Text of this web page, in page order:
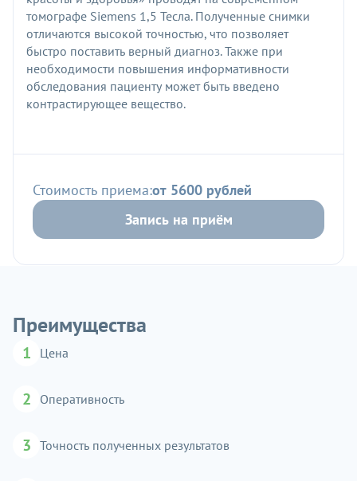
томографе Siemens 1,5 Тесла. Полученные снимки
отличаются высокой точностью, что позволяет
быстро поставить верный диагноз. Также при
необходимости повышения информативности
обследования пациенту может быть введено
контрастирующее вещество.
Стоимость приема:от 5600 рублей
Запись на приём
Преимущества
1 Цена
2 Оперативность
3 Точность полученных результатов